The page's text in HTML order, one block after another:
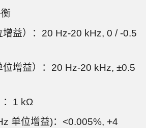
益）：20 Hz-20 kHz, 0 / -0.5
增益）：20 Hz-20 kHz, ±0.5
：1 kΩ
单位增益)：<0.005%, +4